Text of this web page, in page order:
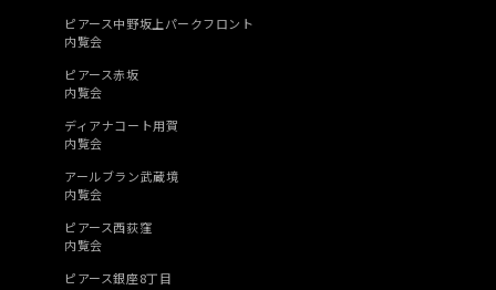
ピアース中野坂上パークフロント
内覧会
ピアース赤坂
内覧会
ディアナコート用賀
内覧会
アールブラン武蔵境
内覧会
ピアース西荻窪
内覧会
ピアース銀座8丁目